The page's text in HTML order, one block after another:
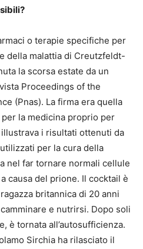
o terapie specifiche per
della malattia di Creutzfeldt-
la scorsa estate da un
Proceedings of the
(Pnas). La firma era quella
la medicina proprio per
i risultati ottenuti da
per la cura della
nel far tornare normali cellule
causa del prione. Il cocktail è
britannica di 20 anni
e nutrirsi. Dopo soli
è tornata all’autosufficienza.
Sirchia ha rilasciato il